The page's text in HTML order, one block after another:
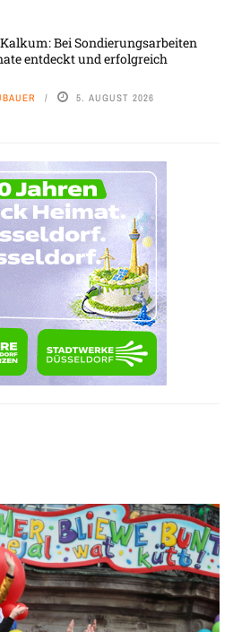
Bei Sondierungsarbeiten
entdeckt und erfolgreich
5. AUGUST 2026